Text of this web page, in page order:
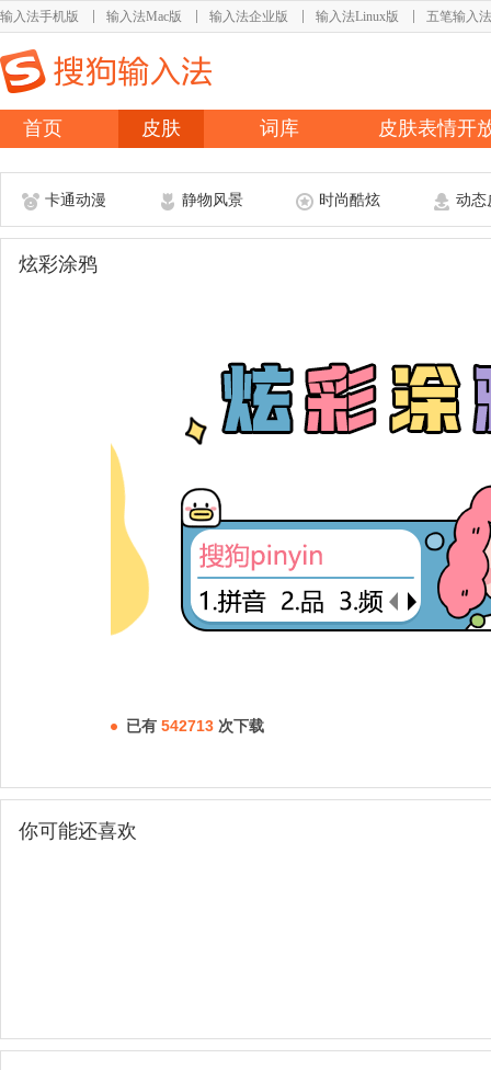
输入法手机版 输入法Mac版 输入法企业版 输入法Linux版 五笔输入法
首页 皮肤 词库 皮肤表情开
卡通动漫 静物风景 时尚酷炫 动态
炫彩涂鸦
已有 542713 次下载
你可能还喜欢